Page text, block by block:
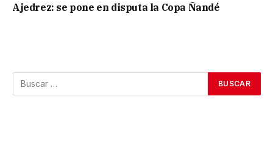
Ajedrez: se pone en disputa la Copa Ñandé